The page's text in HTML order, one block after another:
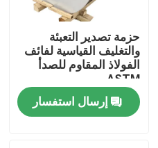
حزمة تصدير التعبئة
والتغليف القياسية لفائف
الفولاذ المقاوم للصدأ
ASTM
إرسال استفسار